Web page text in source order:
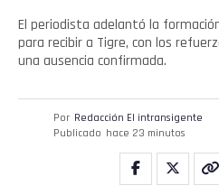
El periodista adelantó la
para recibir a Tigre, con los
una ausencia confirmada.
Por Redacción El intransigente
Publicado hace 23 minutos